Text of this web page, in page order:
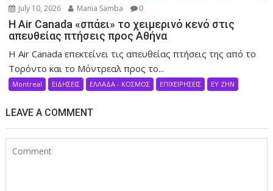
July 10, 2026 Mania Samba 0
Η Air Canada «σπάει» το χειμερινό κενό στις
απευθείας πτήσεις προς Αθήνα
Η Air Canada επεκτείνει τις απευθείας πτήσεις της από το
Τορόντο και το Μόντρεαλ προς το...
Montreal ΕΙΔΗΣΕΙΣ ΕΛΛΑΔΑ - ΚΟΣΜΟΣ ΕΠΙΧΕΙΡΗΣΕΙΣ ΕΥ ΖΗΝ
LEAVE A COMMENT